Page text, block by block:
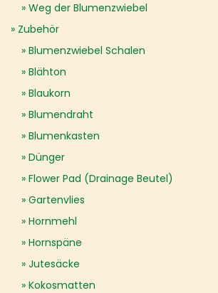
Weg der Blumenzwiebel
Zubehör
Blumenzwiebel Schalen
Blähton
Blaukorn
Blumendraht
Blumenkasten
Dünger
Flower Pad (Drainage Beutel)
Gartenvlies
Hornmehl
Hornspäne
Jutesäcke
Kokosmatten